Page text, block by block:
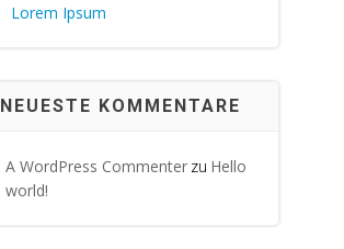
Lorem Ipsum
NEUESTE KOMMENTARE
A WordPress Commenterzu Hello
world!